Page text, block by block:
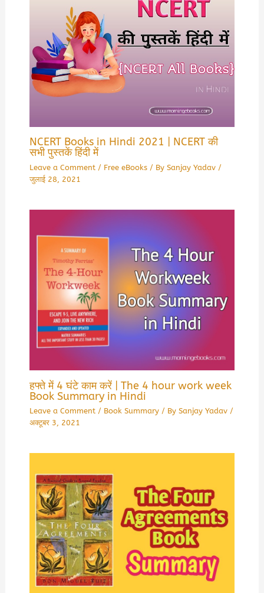
NCERT Books in Hindi 2021 | NCERT की
सभी पुस्तकें हिंदी में
Leave a Comment / Free eBooks/ By Sanjay Yadav /
जुलाई 28, 2021
हफ्ते में 4 घंटे काम करें | The 4 hour work week
Book Summary in Hindi
Leave a Comment / Book Summary/ By Sanjay Yadav /
अक्टूबर 3, 2021